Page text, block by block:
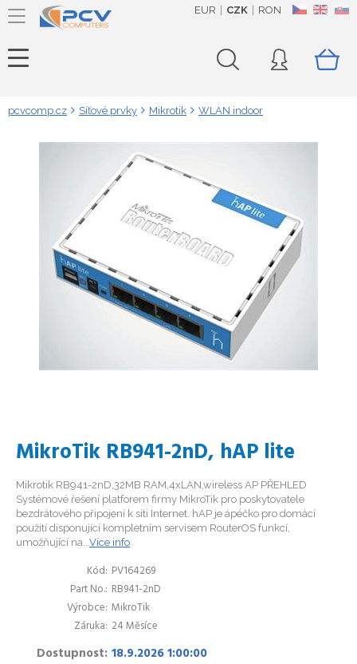
CZ EN SK
EUR CZK RON
pcvcomp.cz Síťové prvky Mikrotik WLAN indoor
MikroTik RB941-2nD, hAP lite
Mikrotik RB941-2nD,32MB RAM,4xLAN,wireless AP PŘEHLED
Systémové řešení platforem firmy MikroTik pro poskytovatele
bezdrátového připojení k síti Internet. hAP je ápéčko pro domácí
použití disponující kompletním servisem RouterOS funkcí,
umožňující na...Více info
Kód PV164269
Part No. RB941-2nD
Výrobce MikroTik
Záruka 24 Měsíce
Dostupnost 18.9.2026 1:00:00